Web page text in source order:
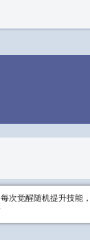
次觉醒随机提升技能